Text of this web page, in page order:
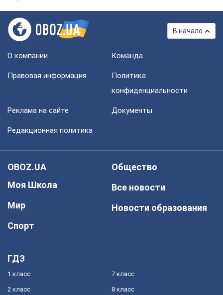
В начало
О компании Команда
Правовая информация
Политика
конфиденциальности
Реклама на сайте Документы
Редакционная политика
OBOZ.UA
Моя Школа
Мир
Спорт
Общество
Все новости
Новости образования
ГДЗ
1 класс
2 класс
7 класс
8 класс